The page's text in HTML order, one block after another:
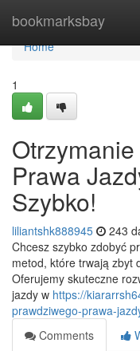
bookmarksbay
Home
Home
1
Prawa
Szybko!
liliantshk888945 243
Chcesz szybko zdobyć
metod, które trwają zbyt
Oferujemy skuteczne
jazdy w https://
prawdziwego-prawa-
Comments